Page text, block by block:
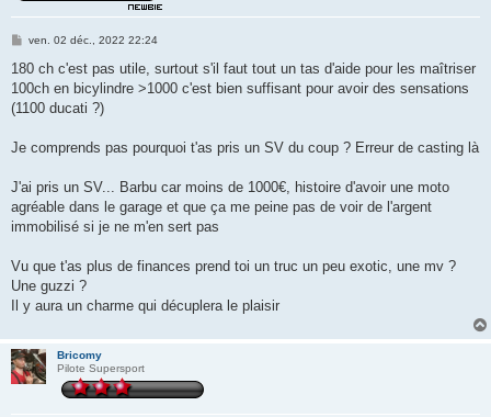
M
s
a
g
ven. 02 déc., 2022 22:24
180 ch c'est pas utile, surtout s'il faut tout un tas d'aide pour les maîtriser
100ch en bicylindre >1000 c'est bien suffisant pour avoir des sensations
(1100 ducati ?)
Je comprends pas pourquoi t'as pris un SV du coup ? Erreur de casting là
J'ai pris un SV... Barbu car moins de 1000€, histoire d'avoir une moto
agréable dans le garage et que ça me peine pas de voir de l'argent
immobilisé si je ne m'en sert pas
Vu que t'as plus de finances prend toi un truc un peu exotic, une mv ?
Une guzzi ?
Il y aura un charme qui décuplera le plaisir
Bricomy
Pilote Supersport